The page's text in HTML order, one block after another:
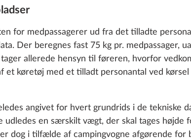
possible use of our website and to
your preferences into account and process
us your consent by clicking on "Accept
with effect for the future. You can find more
options by clicking on the "Show details" link.
Decline Accept all
for medpassagerer ud fra det tilladte
Der beregnes fast 75 kg pr. medpassager,
allerede hensyn til føreren, hvorfor
køretøj med et tilladt personantal ved kørsel
angivet for hvert grundrids i de tekniske
udledes en særskilt vægt, der skal tages højde
dog i tilfælde af campingvogne afgørende for